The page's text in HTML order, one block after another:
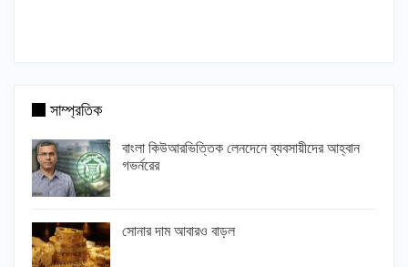
সাম্প্রতিক
বাংলা কিউআরভিত্তিক লেনদেনে ব্যবসায়ীদের আহ্বান
গভর্নরের
সোনার দাম আবারও বাড়ল